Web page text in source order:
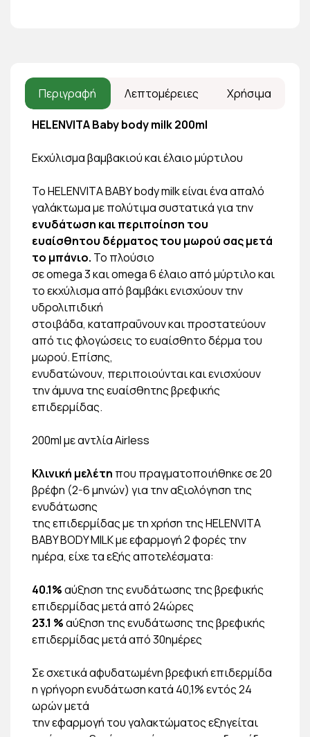
Περιγραφή Λεπτομέρειες Χρήσιμα
HELENVITA Baby body milk 200ml
Εκχύλισμα βαμβακιού και έλαιο μύρτιλου
Το HELENVITA BABY body milk είναι ένα απαλό
γαλάκτωμα με πολύτιμα συστατικά για την
ενυδάτωση και περιποίηση του
ευαίσθητου δέρματος του μωρού σας μετά
το μπάνιο. Το πλούσιο
σε omega 3 και omega 6 έλαιο από μύρτιλο και
το εκχύλισμα από βαμβάκι ενισχύουν την
υδρολιπιδική
στοιβάδα, καταπραΰνουν και προστατεύουν
από τις φλογώσεις το ευαίσθητο δέρμα του
μωρού. Επίσης,
ενυδατώνουν, περιποιούνται και ενισχύουν
την άμυνα της ευαίσθητης βρεφικής
επιδερμίδας.
200ml με αντλία Airless
Κλινική μελέτη που πραγματοποιήθηκε σε 20
βρέφη (2-6 μηνών) για την αξιολόγηση της
ενυδάτωσης
της επιδερμίδας με τη χρήση της HELENVITA
BABY BODY MILK με εφαρμογή 2 φορές την
ημέρα, είχε τα εξής αποτελέσματα:
40.1%αύξηση της ενυδάτωσης της βρεφικής
επιδερμίδας μετά από 24ώρες
23.1 %αύξηση της ενυδάτωσης της βρεφικής
επιδερμίδας μετά από 30ημέρες
Σε σχετικά αφυδατωμένη βρεφική επιδερμίδα
η γρήγορη ενυδάτωση κατά 40,1% εντός 24
ωρών μετά
την εφαρμογή του γαλακτώματος εξηγείται